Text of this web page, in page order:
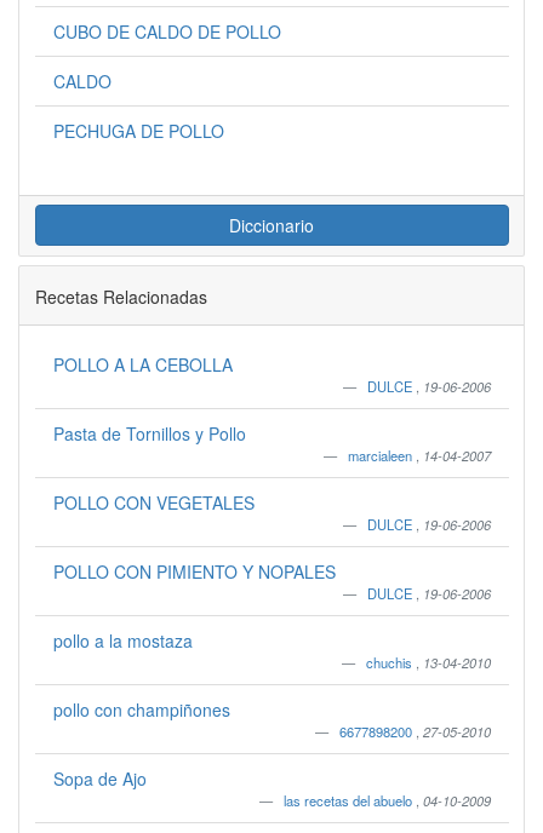
CUBO DE CALDO DE POLLO
CALDO
PECHUGA DE POLLO
Diccionario
Recetas Relacionadas
POLLO A LA CEBOLLA
DULCE 19-06-2006
Pasta de Tornillos y Pollo
marcialeen 14-04-2007
POLLO CON VEGETALES
DULCE 19-06-2006
POLLO CON PIMIENTO Y NOPALES
DULCE 19-06-2006
pollo a la mostaza
chuchis 13-04-2010
pollo con champiñones
6677898200 27-05-2010
Sopa de Ajo
las recetas del abuelo 04-10-2009